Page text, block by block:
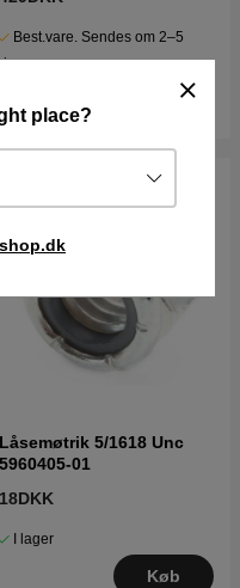
place?
Best.vare. Sendes om 2–5
dage
Køb
Låsemøtrik 5/1618 Unc
5960405-01
18DKK
I lager
Køb